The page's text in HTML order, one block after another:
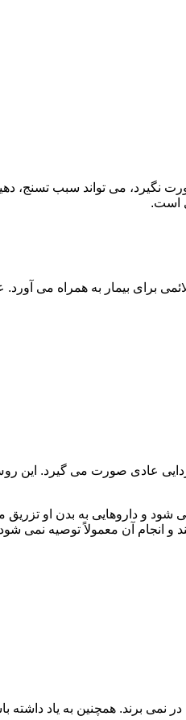
می تواند سبب تسنج،
است.
برای بیمار به همراه می آورد.
عادی صورت می گیرد. این روش
و داروهایی به بدن او
و انجام آن معمولاً توصیه
انجام می شود و معمولاً ۱ نفر از هر ۵۰۰ نفر